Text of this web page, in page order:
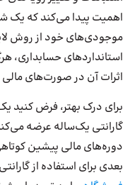
اهمیت پیدا می‌کند که یک
موجودی‌های خود از روش
استانداردهای حسابداری،
اثرات آن در صورت‌های
برای درک بهتر، فرض کنید
گارانتی یک‌ساله عرضه
دوره‌های مالی پیشین
بعدی برای استفاده از